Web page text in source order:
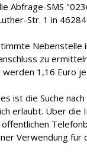
Abfrage-SMS
Str. 1 in
zu
werden 1,16 Euro
ist die Suche
erlaubt. Über die
Verwendung für